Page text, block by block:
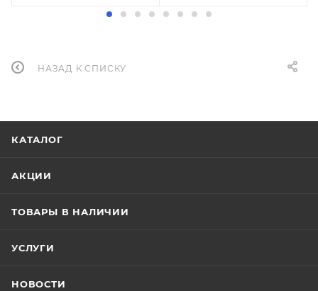
НАЗАД К СПИСКУ
КАТАЛОГ
АКЦИИ
ТОВАРЫ В НАЛИЧИИ
УСЛУГИ
НОВОСТИ